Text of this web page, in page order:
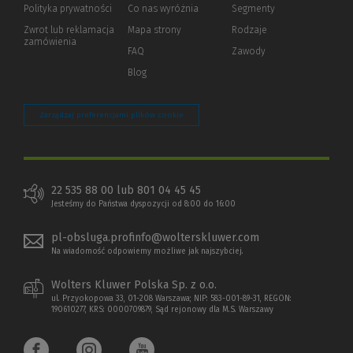
Polityka prywatności (Nowe
(Link
innej
Zwrot lub reklamacja
zamówienia
Co nas wyróżnia
Mapa strony
FAQ
Blog
Segmenty
Rodzaje
Zawody
Zarządzaj preferencjami plików cookie
22 535 88 00 lub 801 04 45 45
Jesteśmy do Państwa dyspozycji od 8:00 do 16:00
pl-obsluga.profinfo@wolterskluwer.com
Na wiadomość odpowiemy możliwe jak najszybciej.
Wolters Kluwer Polska Sp. z o.o.
ul. Przyokopowa 33, 01-208 Warszawa; NIP: 583-001-89-31, REGON:
190610277, KRS: 0000709879, Sąd rejonowy dla M.S. Warszawy